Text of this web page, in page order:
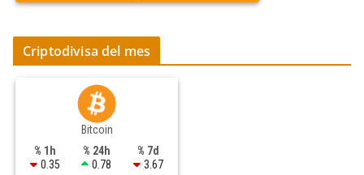
Criptodivisa del mes
Bitcoin
% 1h
0.35
% 24h
0.78
% 7d
3.67